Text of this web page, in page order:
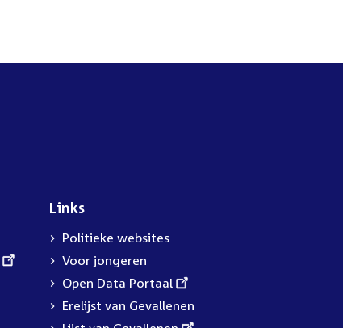
Links
Politieke websites
Voor jongeren
External
link:
Open Data Portaal
Erelijst van Gevallenen